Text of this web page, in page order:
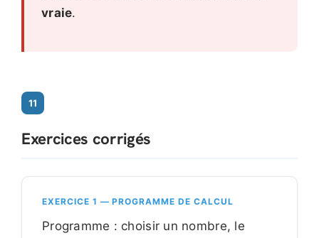
vraie.
11
Exercices corrigés
EXERCICE 1 — PROGRAMME DE CALCUL
Programme : choisir un nombre, le